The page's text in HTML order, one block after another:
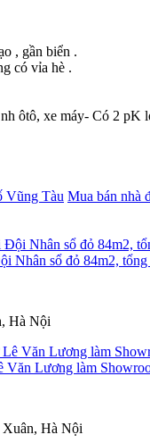
, gần biển .
có vỉa hè .
ôtô, xe máy- Có 2
Vũng Tàu Mua bán nhà
Nhân sổ đỏ 84m2, tổng
Hà Nội
Văn Lương làm
Xuân, Hà Nội